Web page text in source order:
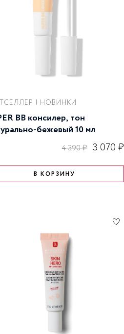
| НОВИНКИ
BB консилер, тон
бежевый 10 мл
4 390 ₽ 3 070 ₽
В КОРЗИНУ